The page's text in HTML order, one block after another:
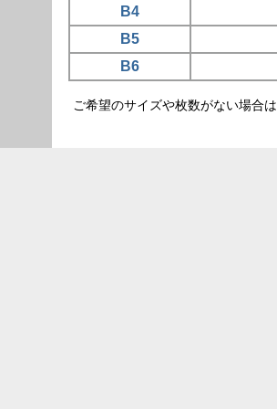
B4
B5
B6
ご希望のサイズや枚数がない場合は